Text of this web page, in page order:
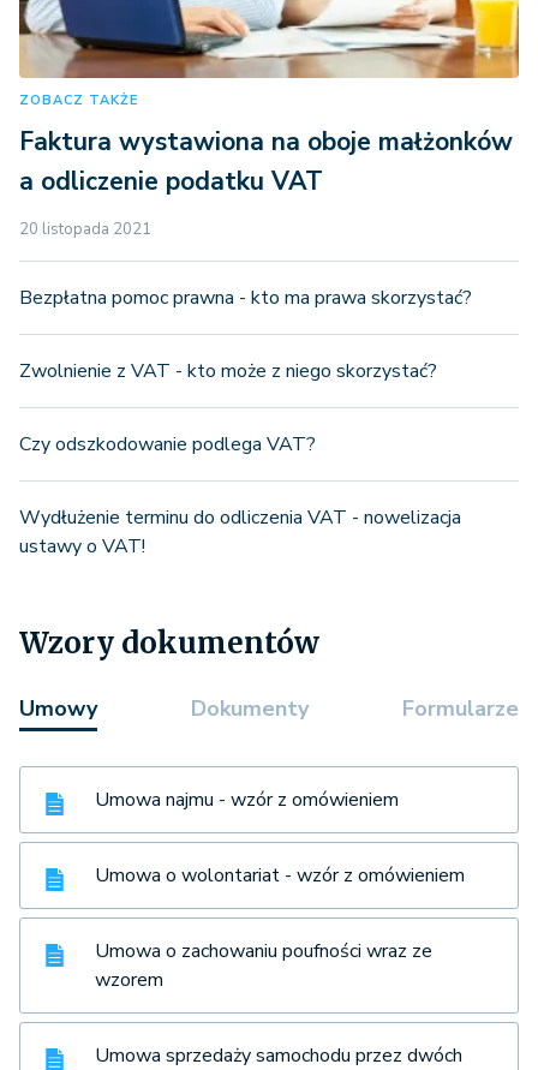
ZOBACZ TAKŻE
Faktura wystawiona na oboje małżonków
a odliczenie podatku VAT
20 listopada 2021
Bezpłatna pomoc prawna - kto ma prawa skorzystać?
Zwolnienie z VAT - kto może z niego skorzystać?
Czy odszkodowanie podlega VAT?
Wydłużenie terminu do odliczenia VAT - nowelizacja
ustawy o VAT!
Wzory dokumentów
Umowy Dokumenty Formularze
Umowa najmu - wzór z omówieniem
Umowa o wolontariat - wzór z omówieniem
Umowa o zachowaniu poufności wraz ze
wzorem
Umowa sprzedaży samochodu przez dwóch